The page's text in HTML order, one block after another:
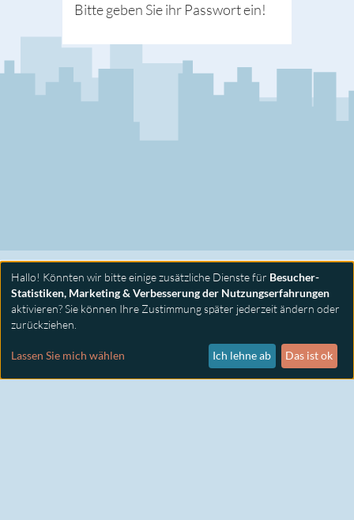
Bitte geben Sie ihr Passwort ein!
KONTAKT
Hallo! Könnten wir bitte einige zusätzliche Dienste für Besucher-
Statistiken, Marketing & Verbesserung der Nutzungserfahrungen
aktivieren? Sie können Ihre Zustimmung später jederzeit ändern oder
zurückziehen.
Lassen Sie mich wählen Ich lehne ab Das ist ok